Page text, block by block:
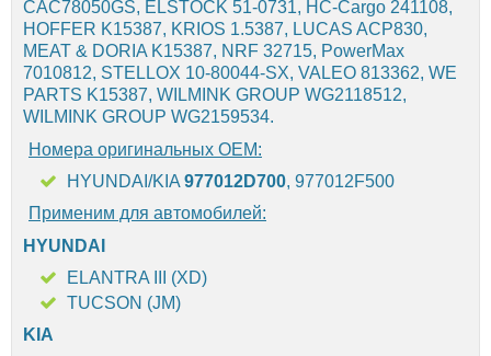
CAC78050GS, ELSTOCK 51-0731, HC-Cargo 241108,
HOFFER K15387, KRIOS 1.5387, LUCAS ACP830,
MEAT & DORIA K15387, NRF 32715, PowerMax
7010812, STELLOX 10-80044-SX, VALEO 813362, WE
PARTS K15387, WILMINK GROUP WG2118512,
WILMINK GROUP WG2159534.
Номера оригинальных OEM:
HYUNDAI/KIA 977012D700, 977012F500
Применим для автомобилей:
HYUNDAI
ELANTRA III (XD)
TUCSON (JM)
KIA